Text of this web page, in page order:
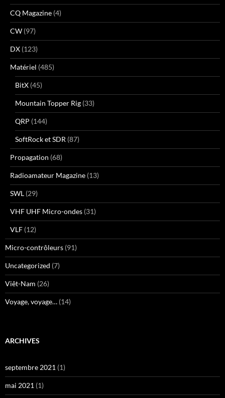
CQ Magazine (4)
CW (97)
DX (123)
Matériel (485)
BitX (45)
Mountain Topper Rig (33)
QRP (144)
SoftRock et SDR (87)
Propagation (68)
Radioamateur Magazine (13)
SWL (29)
VHF UHF Micro-ondes (31)
VLF (12)
Micro-contrôleurs (91)
Uncategorized (7)
Viêt-Nam (26)
Voyage, voyage… (14)
ARCHIVES
septembre 2021 (1)
mai 2021 (1)